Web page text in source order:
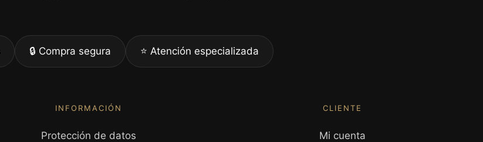
🔒 Compra segura ⭐ Atención especializada
INFORMACIÓN
Protección de datos
CLIENTE
Mi cuenta